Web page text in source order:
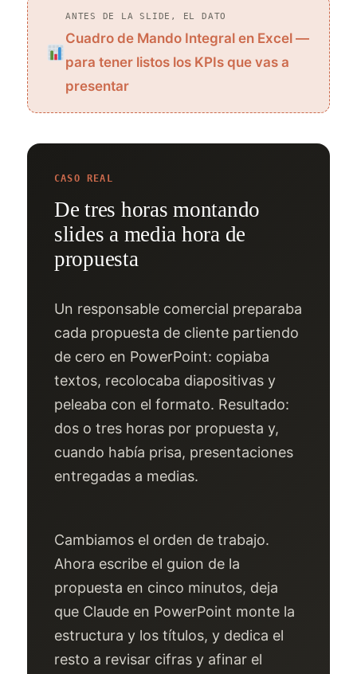
ANTES DE LA SLIDE, EL DATO
Cuadro de Mando Integral en Excel —
para tener listos los KPIs que vas a
presentar
CASO REAL
De tres horas montando
slides a media hora de
propuesta
Un responsable comercial preparaba
cada propuesta de cliente partiendo
de cero en PowerPoint: copiaba
textos, recolocaba diapositivas y
peleaba con el formato. Resultado:
dos o tres horas por propuesta y,
cuando había prisa, presentaciones
entregadas a medias.
Cambiamos el orden de trabajo.
Ahora escribe el guion de la
propuesta en cinco minutos, deja
que Claude en PowerPoint monte la
estructura y los títulos, y dedica el
resto a revisar cifras y afinar el